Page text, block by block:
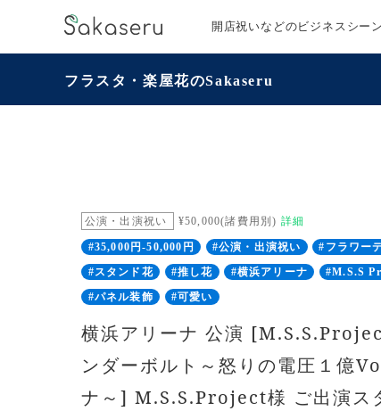
開店祝いなどのビジネスシーン
フラスタ・楽屋花のSakaseru
公演・出演祝い ¥50,000(諸費用別) 詳細
#35,000円-50,000円 #公演・出演祝い #フラワー
#スタンド花
#推し花 #横浜アリーナ #M.S.S
#パネル装飾
#可愛い
横浜アリーナ 公演
ンダーボルト～怒りの電圧１億
ナ～] M.S.S.Project様 ご出演ス